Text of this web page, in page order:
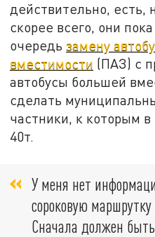
действительно, есть,
скорее всего, они
очередьзамену
вместимости (ПАЗ) с
автобусы большей
сделать
частники, к которым
40т.
У меня нет
сороковую
Сначала должен